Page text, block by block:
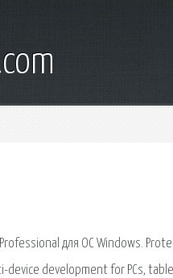
для ОС Windows.
device development for PCs,